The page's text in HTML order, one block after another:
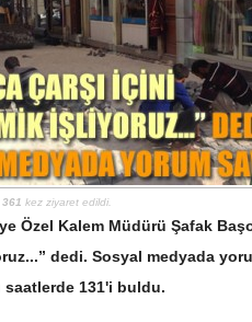
361 kez ziyaret edildi.
Özel Kalem Müdürü Şafak
dedi. Sosyal medyada
saatlerde 131'i buldu.